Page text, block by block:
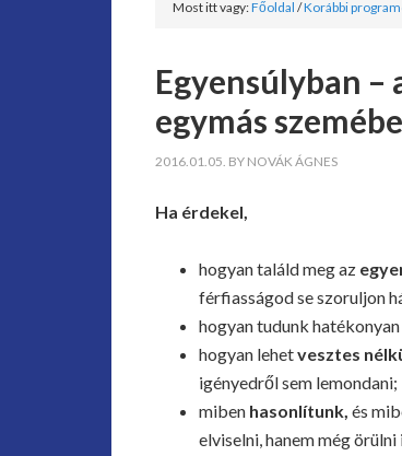
Most itt vagy:Főoldal /Korábbi
Egyensúlyban –
egymás
2016.01.05. BY NOVÁK ÁGNES
Ha érdekel,
hogyan találd meg az
férfiasságod se szoruljon
hogyan tudunk hatékonyan
hogyan lehetvesztes
igényedről sem lemondani;
miben hasonlítunk, és
elviselni, hanem még örülni